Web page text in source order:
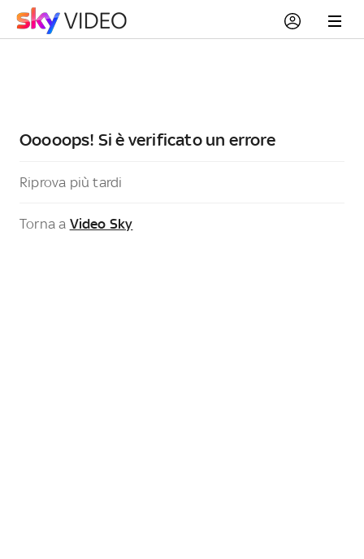
Ooooops! Si è verificato un errore
Riprova più tardi
Torna a Video Sky